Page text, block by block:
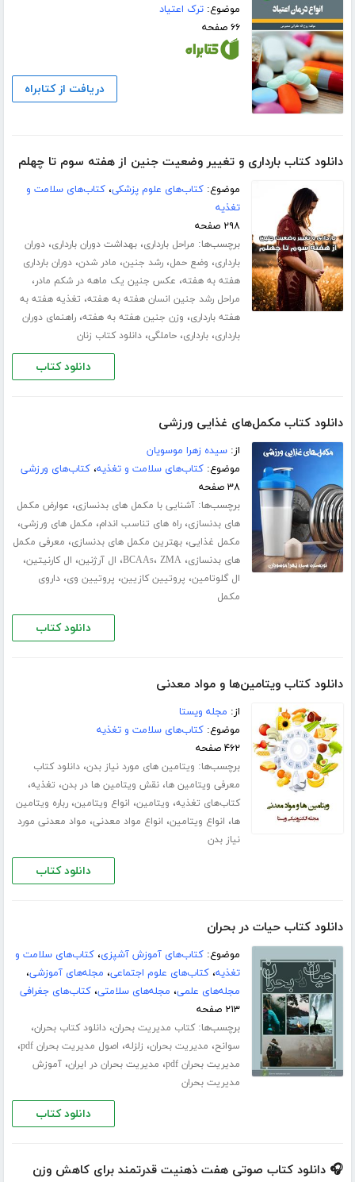
موضوع:ترک اعتیاد
۶۶ صفحه
دریافت از کتابراه
دانلود کتاب بارداری و تغییر وضعیت جنین از هفته سوم تا چهلم
موضوع:کتاب‌های علوم پزشکی،کتاب‌های سلامت و
تغذیه
۲۹۸ صفحه
برچسب‌ها: مراحل بارداری،بهداشت دوران بارداری،دوران
بارداری، وضع حمل،رشد جنین، مادر شدن،دوران بارداری
هفته به هفته، عکس جنین یک ماهه در شکم مادر،
مراحل رشد جنین انسان هفته به هفته، تغذیه هفته به
هفته بارداری، وزن جنین هفته به هفته،راهنمای دوران
بارداری،بارداری،حاملگی،دانلود کتاب زنان
دانلود کتاب
دانلود کتاب مکمل‌های غذایی ورزشی
از:سیده زهرا موسویان
موضوع:کتاب‌های سلامت و تغذیه،کتاب‌های ورزشی
۳۸ صفحه
برچسب‌ها:آشنایی با مکمل های بدنسازی، عوارض مکمل
های بدنسازی،راه های تناسب اندام، مکمل های ورزشی،
مکمل غذایی،بهترین مکمل های بدنسازی، معرفی مکمل
های بدنسازی، BCAAs، ZMA ، ال آرژنین، ال کارنیتین،
ال گلوتامین، پروتیین کازیین، پروتیین وی،داروی
مکمل
دانلود کتاب
دانلود کتاب ویتامین‌ها و مواد معدنی
از: مجله ویستا
موضوع:کتاب‌های سلامت و تغذیه
۴۶۲ صفحه
برچسب‌ها: ویتامین‌ های مورد نیاز بدن،دانلود کتاب
معرفی ویتامین ها،نقش ویتامین ها در بدن، تغذیه،
کتاب‌های تغذیه، ویتامین، انواع ویتامین،رباره ویتامین
ها، انواع ویتامین، انواع مواد معدنی، مواد معدنی مورد
نیاز بدن
دانلود کتاب
دانلود کتاب حیات در بحران
موضوع:کتاب‌های آموزش آشپزی،کتاب‌های سلامت و
تغذیه،کتاب‌های علوم اجتماعی، مجله‌های آموزشی،
مجله‌های علمی، مجله‌های سلامتی،کتاب‌های جغرافی
۲۱۳ صفحه
برچسب‌ها:کتاب مدیریت بحران،دانلود کتاب بحران،
سوانح، مدیریت بحران، زلزله، اصول مدیریت بحران pdf ،
مدیریت بحران pdf ، مدیریت بحران در ایران،آموزش
مدیریت بحران
دانلود کتاب
🎧 دانلود کتاب صوتی هفت ذهنیت قدرتمند برای کاهش وزن